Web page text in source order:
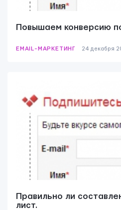
Повышаем конверсию
EMAIL-МАРКЕТИНГ 24 декабря
Правильно ли
лист.
Контактная информация
Свяжитесь с нами